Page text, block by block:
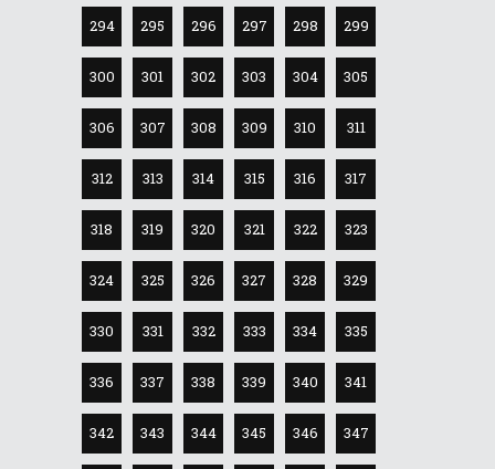
294 295 296 297 298 299
300 301 302 303 304 305
306 307 308 309 310 311
312 313 314 315 316 317
318 319 320 321 322 323
324 325 326 327 328 329
330 331 332 333 334 335
336 337 338 339 340 341
342 343 344 345 346 347